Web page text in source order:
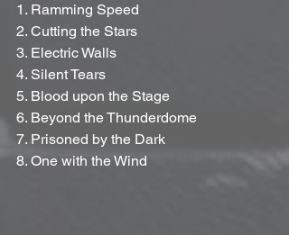
1. Ramming Speed
2. Cutting the Stars
3. Electric Walls
4. Silent Tears
5. Blood upon the Stage
6. Beyond the Thunderdome
7. Prisoned by the Dark
8. One with the Wind